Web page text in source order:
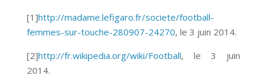
[1]http://madame.lefigaro.fr/societe/football-
femmes-sur-touche-280907-24270, le 3 juin 2014.
[2]http://fr.wikipedia.org/wiki/Football, le 3 juin
2014.